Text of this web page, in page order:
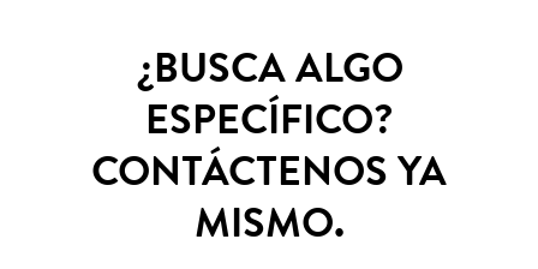
¿BUSCA ALGO
ESPECÍFICO?
CONTÁCTENOS YA
MISMO.